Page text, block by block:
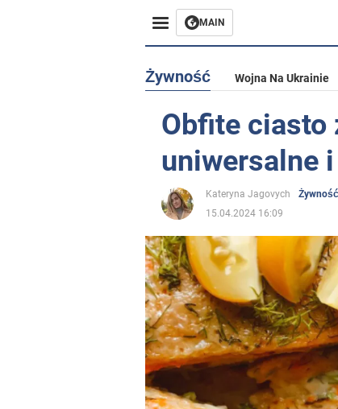
MAIN
Żywność Wojna Na Ukrainie
Obfite ciasto
uniwersalne
Kateryna Jagovych
Żywność
15.04.2024 16:09